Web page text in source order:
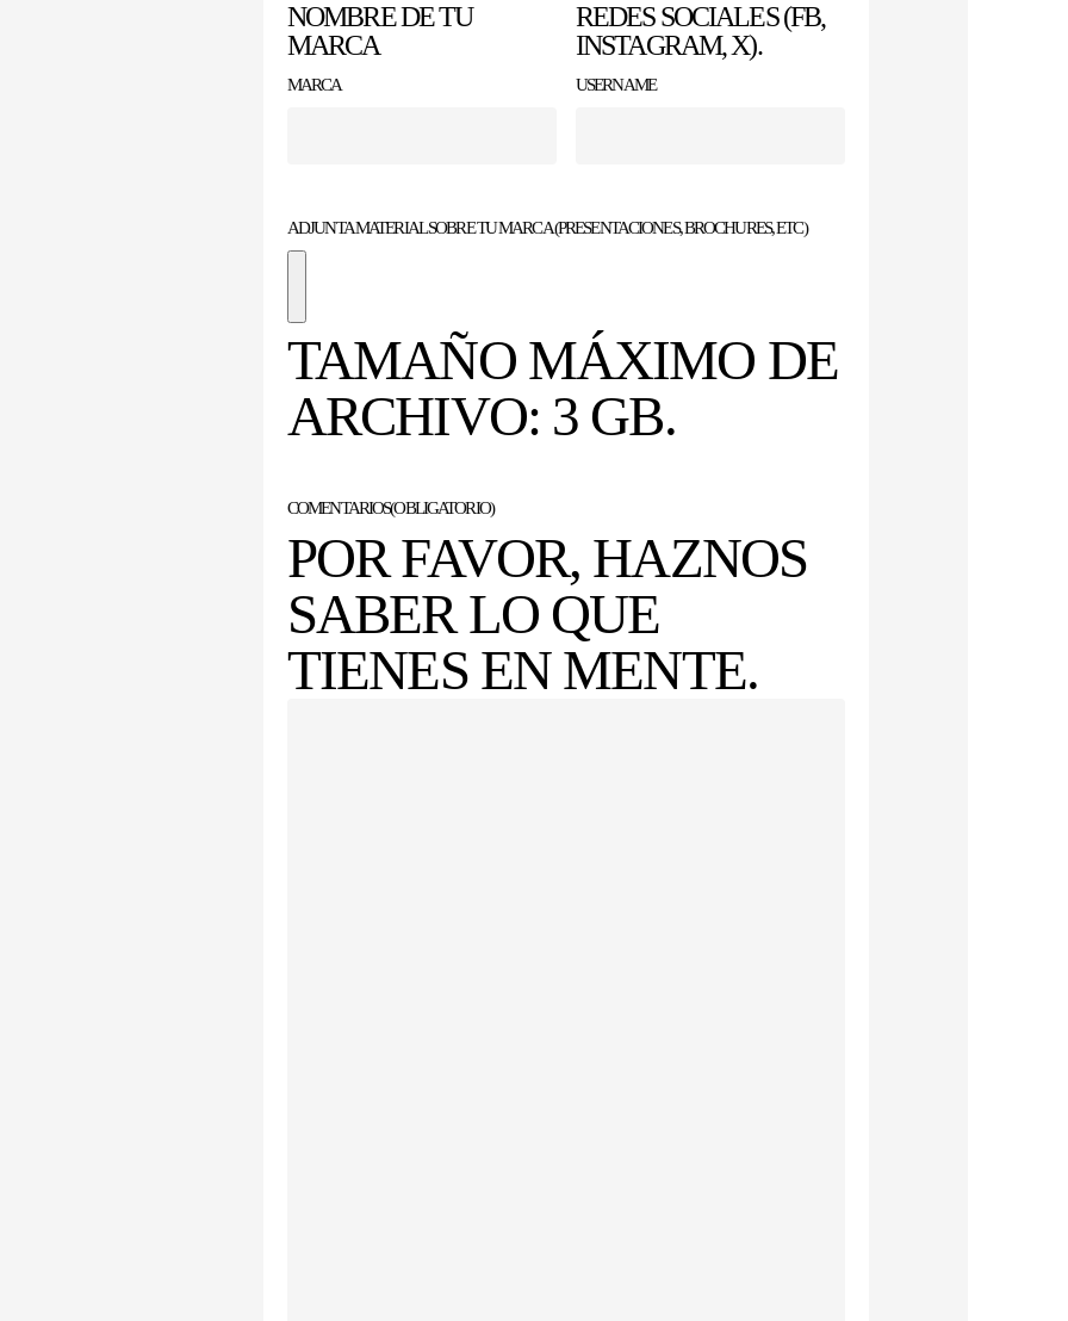
NOMBRE DE TU
MARCA
MARCA
REDES SOCIALES (FB,
INSTAGRAM, X).
USERNAME
ADJUNTA MATERIAL SOBRE TU MARCA (PRESENTACIONES, BROCHURES, ETC)
TAMAÑO MÁXIMO DE
ARCHIVO: 3 GB.
COMENTARIOS(OBLIGATORIO)
POR FAVOR, HAZNOS
SABER LO QUE
TIENES EN MENTE.